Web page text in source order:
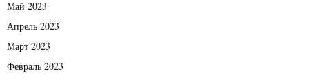
Май 2023
Апрель 2023
Март 2023
Февраль 2023